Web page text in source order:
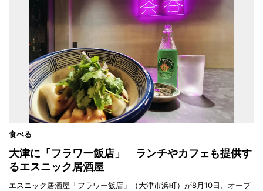
食べる
大津に「フラワー飯店」 ランチやカフェも提供す
るエスニック居酒屋
エスニック居酒屋「フラワー飯店」（大津市浜町）が8月10日、オープ